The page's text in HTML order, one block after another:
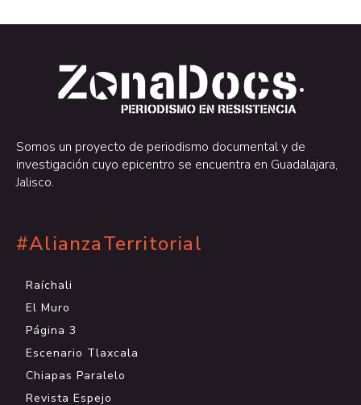
.
.
Somos un proyecto de periodismo documental y de
investigación cuyo epicentro se encuentra en Guadalajara,
Jalisco.
#AlianzaTerritorial
Raíchali
El Muro
Página 3
Escenario Tlaxcala
Chiapas Paralelo
Revista Espejo